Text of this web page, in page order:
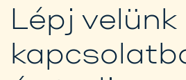
Lépj velünk